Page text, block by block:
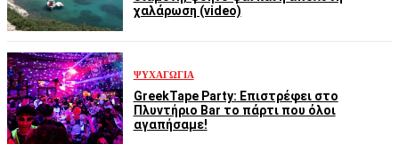
χαλάρωση (video)
ΨΥΧΑΓΩΓΊΑ
GreekTape Party: Επιστρέφει στο
Πλυντήριο Bar το πάρτι που όλοι
αγαπήσαμε!